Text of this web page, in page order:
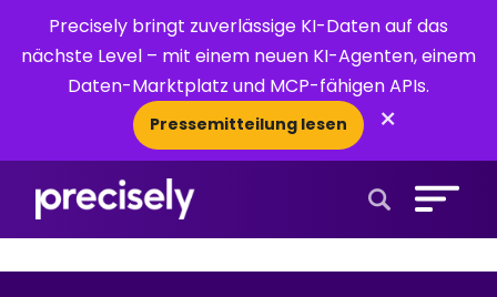
Precisely bringt zuverlässige KI-Daten auf das
nächste Level – mit einem neuen KI-Agenten, einem
Daten-Marktplatz und MCP-fähigen APIs.
Pressemitteilung lesen ×